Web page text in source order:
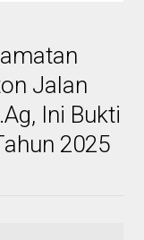
Jalan
Ini Bukti
2025